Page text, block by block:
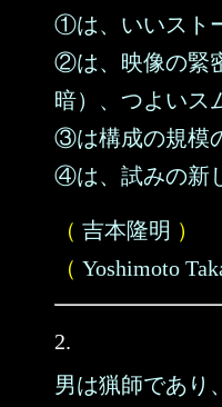
①は、いいスト
②は、映像の緊
暗）、つよいス
③は構成の規模
④は、試みの新
（ 吉本隆明 ）
（ Yoshimoto
2.
男は猟師であり、